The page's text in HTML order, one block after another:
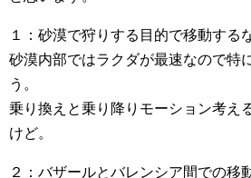
１：砂漠で狩りする目的で移動する
砂漠内部ではラクダが最速なので特
う。
乗り換えと乗り降りモーション考え
けど。
２：バザールとバレンシア間での移